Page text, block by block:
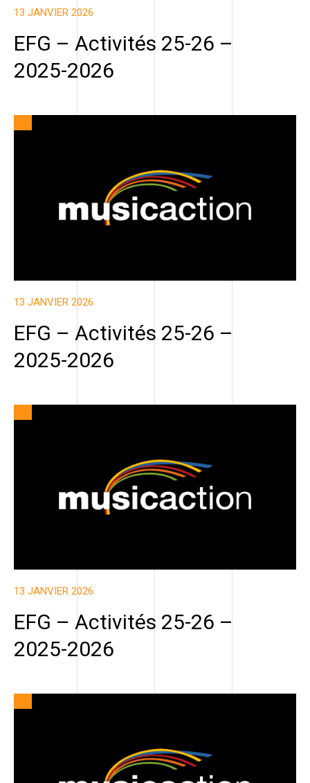
13 JANVIER 2026
EFG – Activités 25-26 –
2025-2026
13 JANVIER 2026
EFG – Activités 25-26 –
2025-2026
13 JANVIER 2026
EFG – Activités 25-26 –
2025-2026